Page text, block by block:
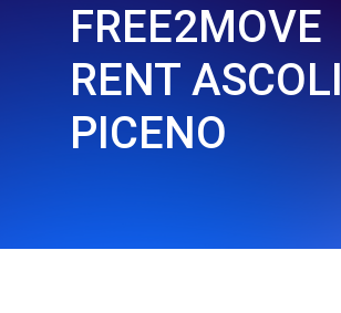
FREE2MOVE
RENT ASCOLI
PICENO